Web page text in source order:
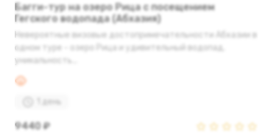
Багги-тур на озеро Рица с посещением
Гегского водопада (Абхазия)
Невероятные визовые достопримечательности Абхазии в
одном туре - озеро Рица и удивительный водопад,
уникальность...
1 день
9440 ₽